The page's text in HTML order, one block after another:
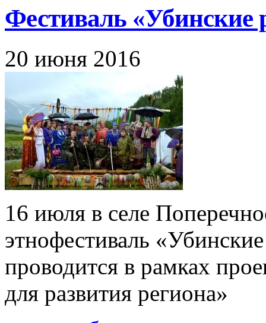
Фестиваль «Убинские
20 июня 2016
16 июля в селе
этнофестиваль
проводится в рамках
для развития региона»